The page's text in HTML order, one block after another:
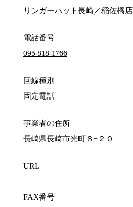
リンガーハット長崎／稲佐橋店
電話番号
095-818-1766
回線種別
固定電話
事業者の住所
長崎県長崎市光町８−２０
URL
FAX番号